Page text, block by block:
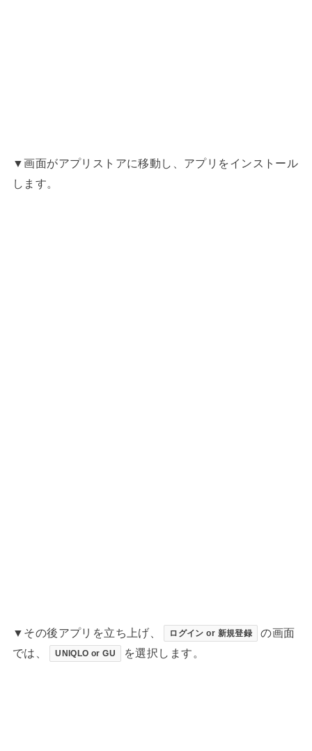
▼画面がアプリストアに移動し、アプリをインストール
します。
▼その後アプリを立ち上げ、 ログイン or 新規登録
の画面
では、
UNIQLO or GU を選択します。